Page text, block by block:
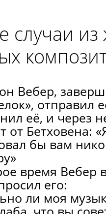
случаи
Вебер,
отправил
её, и через
от Бетховена:
бы вам
время Вебер
его:
ли моя